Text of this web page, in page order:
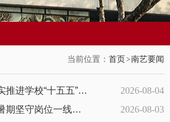
当前位置： 首页 南艺要闻
南艺党政领导班子扎实推进学校“十五五”规划编制工作
2026-08-04
张志华书记带队慰问暑期坚守岗位一线职工
2026-08-03